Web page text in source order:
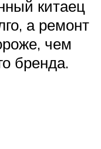
китаец
а ремонт
чем
бренда.